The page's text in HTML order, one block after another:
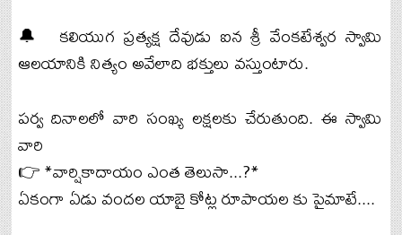
🔔 కలియుగ ప్రత్యక్ష దేవుడు ఐన శ్రీ వేంకటేశ్వర స్వామి
ఆలయానికి నిత్యం అవేలాది భక్తులు వస్తుంటారు.
పర్వ దినాలలో వారి సంఖ్య లక్షలకు చేరుతుంది. ఈ స్వామి
వారి
👉 *వార్షికాదాయం ఎంత తెలుసా...?*
ఏకంగా ఏడు వందల యాబై కోట్ల రూపాయల కు పైమాటే....